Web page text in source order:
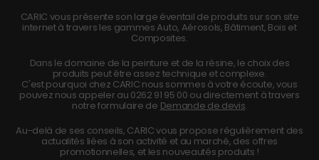
CARIC vous présente son large éventail de produits sur son site
internet à travers les gammes Auto, Aérosols, Bâtiment, Bois et
Composites.
Dans le domaine de la peinture et de la résine, le choix des
produits peut être assez technique et complexe.
C'est pourquoi chez CARIC nous sommes à votre écoute, vous
pouvez nous appeler au 0262 91 95 00 ou directement à travers
notre formulaire de Demande de devis.
Au-delà de ses conseils, CARIC vous propose régulièrement des
actualités liées à son activité et au marché, des offres
promotionnelles, et les nouveautés produits !